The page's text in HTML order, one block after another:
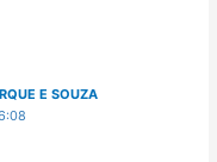
E SOUZA